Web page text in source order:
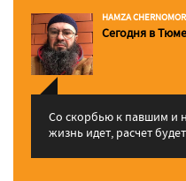
HAMZA
Сегодня в
Со скорбью к павшим и
жизнь идет, расчет